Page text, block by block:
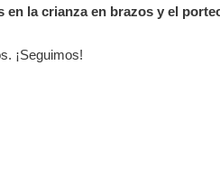
en la crianza en brazos y el
¡Seguimos!